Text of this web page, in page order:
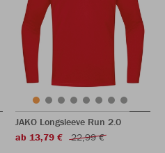
JAKO Longsleeve Run 2.0
ab 13,79 €
22,99 €